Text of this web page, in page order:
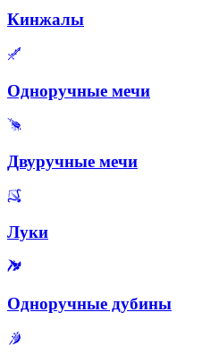
Кинжалы
Одноручные мечи
Двуручные мечи
Луки
Одноручные дубины